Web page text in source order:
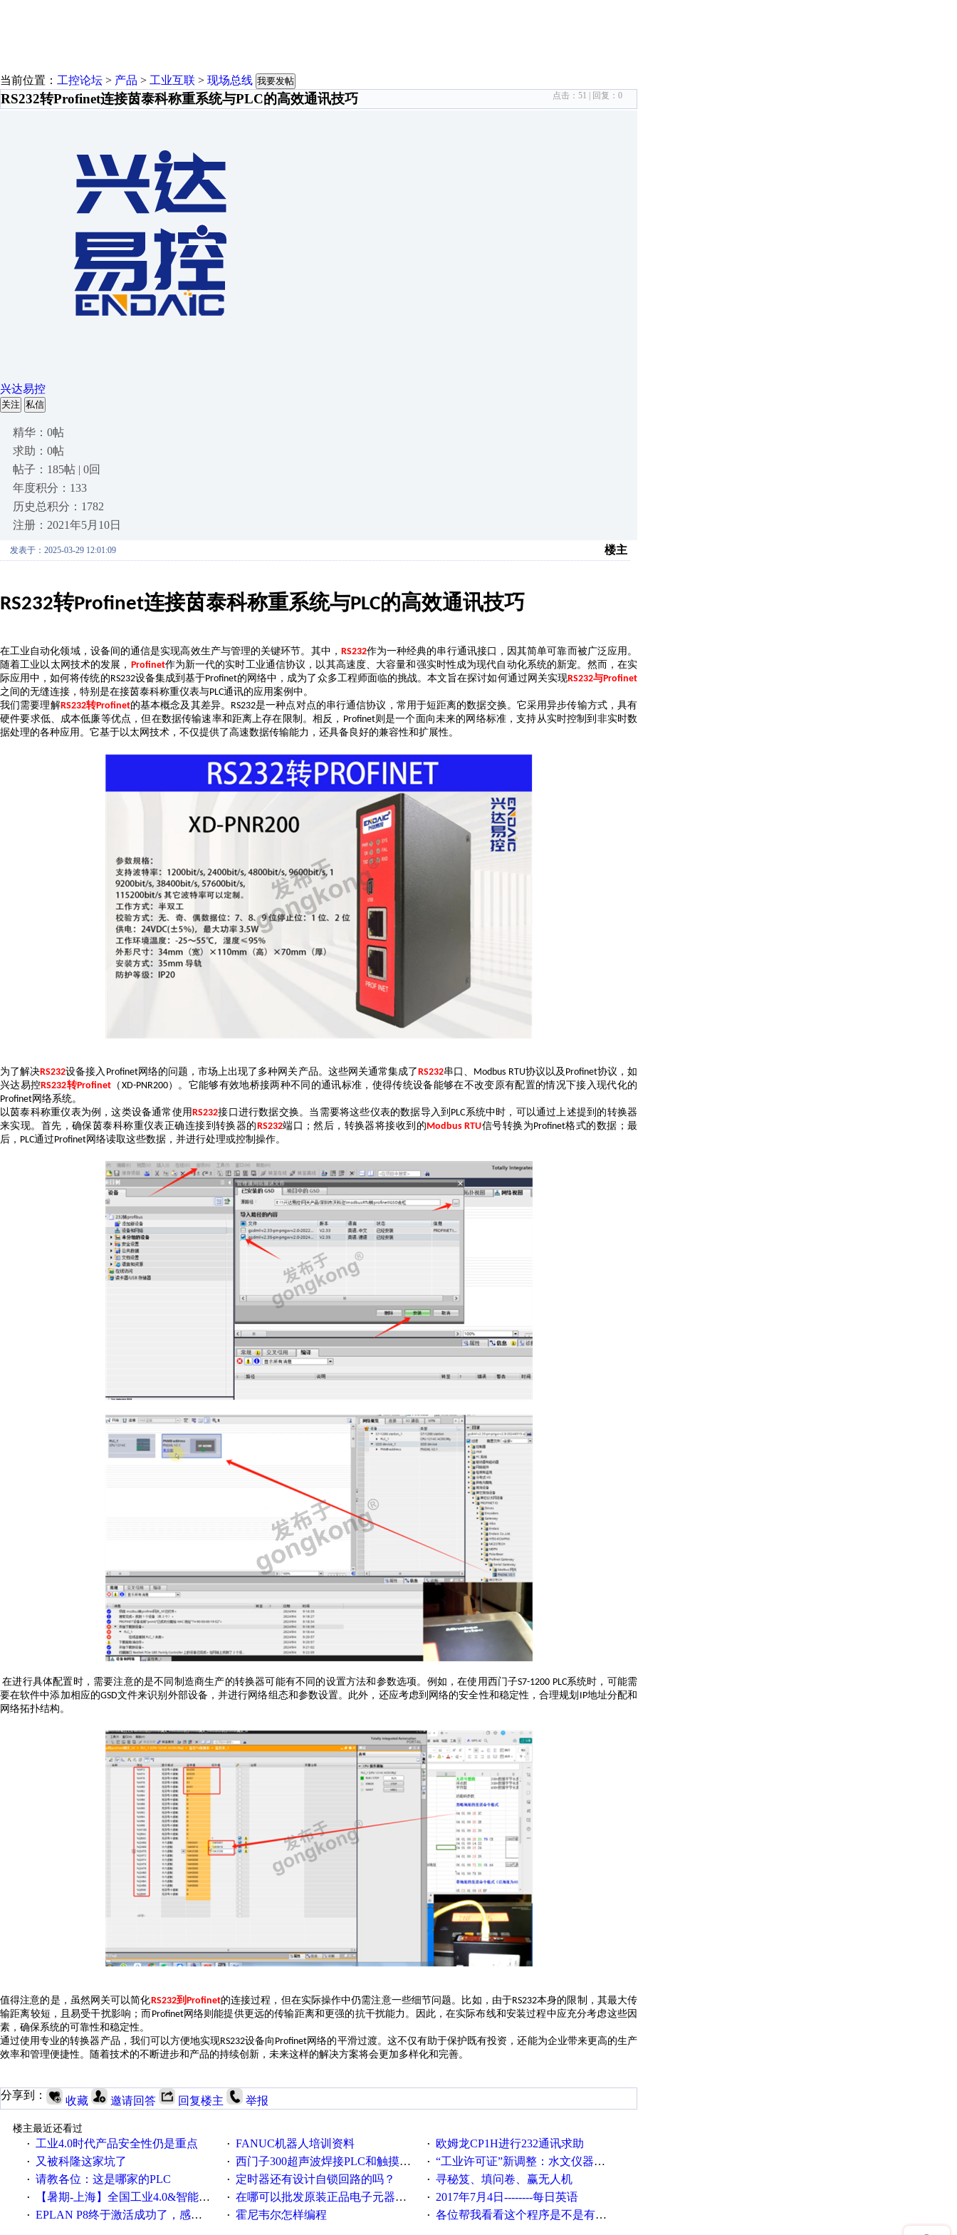
当前位置： 工控论坛 > 产品 > 工业互联 > 现场总线 我要发帖
RS232转Profinet连接茵泰科称重系统与PLC的高效通讯技巧 点击： 51 | 回复： 0
兴达易控
关注 私信
精华：0帖
求助：0帖
帖子：185帖 | 0回
年度积分：133
历史总积分：1782
注册：2021年5月10日
发表于：2025-03-29 12:01:09 楼主
RS232转Profinet连接茵泰科称重系统与PLC的高效通讯技巧
在工业自动化领域，设备间的通信是实现高效生产与管理的关键环节。其中， RS232作为一种经典的串行通讯接口，因其简单可靠而被广泛应用。
随着工业以太网技术的发展， Profinet作为新一代的实时工业通信协议，以其高速度、大容量和强实时性成为现代自动化系统的新宠。然而，在实
际应用中，如何将传统的RS232设备集成到基于Profinet的网络中，成为了众多工程师面临的挑战。本文旨在探讨如何通过 网关实现RS232与Profinet
之间的无缝连接，特别是在接茵泰科称重仪表与PLC通讯的应用案例中。
我们需要理解RS232转Profinet的基本概念及其差异。 RS232是一种点对点的串行通信协议，常用于短距离的数据交换。它采用异步传输方式，具有
硬件要求低、成本低廉等优点，但在数据传输速率和距离上存在限制。相反， Profinet则是一个面向未来的网络标准，支持从实时控制到非实时数
据处理的各种应用。它基于以太网技术，不仅提供了高速数据传输能力，还具备良好的兼容性和扩展性。
为了解决RS232设备接入 Profinet网络的问题，市场上出现了多种网关产品。这些网关通常集成了RS232串口、 Modbus RTU协议以及Profinet协议，如
兴达易控RS232转Profinet （ XD-PNR200）。它能够有效地桥接两种不同的通讯标准，使得传统设备能够在不改变原有配置的情况下接入现代化的
Profinet网络系统。
以茵泰科称重仪表为例，这类设备通常使用RS232接口进行数据交换。当需要将这些仪表的数据导入到 PLC系统中时，可以通过上述提到的转换器
来实现。首先，确保茵泰科称重仪表正确连接到转换器的RS232端口；然后，转换器将接收到的Modbus RTU信号转换为Profinet格式的数据；最
后， PLC通过Profinet网络读取这些数据，并进行处理或控制操作。
在进行具体配置时，需要注意的是不同制造商生产的转换器可能有不同的设置方法和参数选项。例如，在使用西门子S7-1200 PLC系统时，可能需
要在软件中添加相应的GSD文件来识别外部设备，并进行网络组态和参数设置。此外，还应考虑到网络的安全性和稳定性，合理规划 IP地址分配和
网络拓扑结构。
值得注意的是，虽然 网关可以简化RS232到 Profinet的连接过程，但在实际操作中仍需注意一些细节问题。比如，由于RS232本身的限制，其最大传
输距离较短，且易受干扰影响；而 Profinet网络则能提供更远的传输距离和更强的抗干扰能力。因此，在实际布线和安装过程中应充分考虑这些因
素，确保系统的可靠性和稳定性。
通过使用专业的转换器产品，我们可以方便地实现RS232设备向 Profinet网络的平滑过渡。这不仅有助于保护既有投资，还能为企业带来更高的生产
效率和管理便捷性。随着技术的不断进步和产品的持续创新，未来这样的解决方案将会更加多样化和完善。
分享到： 收藏 邀请回答 回复楼主 举报
楼主最近还看过
·
工业4.0时代产品安全性仍是重点 · FANUC机器人培训资料 · 欧姆龙CP1H进行232通讯求助
· 又被科隆这家坑了 · 西门子300超声波焊接PLC和触摸屏程序 · “工业许可证”新调整：水文仪器等19类产品取消事前生产许可
· 请教各位：这是哪家的PLC · 定时器还有设计自锁回路的吗？ · 寻秘笈、填问卷、赢无人机
· 【暑期-上海】全国工业4.0&智能制造高级培训班通知！ · 在哪可以批发原装正品电子元器件，价格怎么样 · 2017年7月4日--------每日英语
· EPLAN P8终于激活成功了，感谢网上无私的高人！ · 霍尼韦尔怎样编程 · 各位帮我看看这个程序是不是有问题？？？